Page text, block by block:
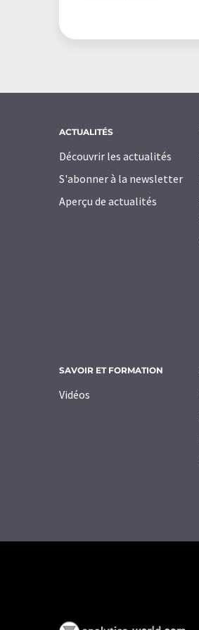
ACTUALITÉS
Découvrir les actualités
S'abonner à la newsletter
Aperçu de actualités
SAVOIR ET FORMATION
Vidéos